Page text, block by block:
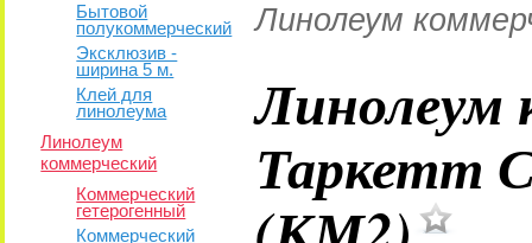
Бытовой
полукоммерческий
Эксклюзив -
ширина 5 м.
Клей для
линолеума
Линолеум
коммерческий
Коммерческий
гетерогенный
Коммерческий
Линолеум
Линолеум
Таркетт